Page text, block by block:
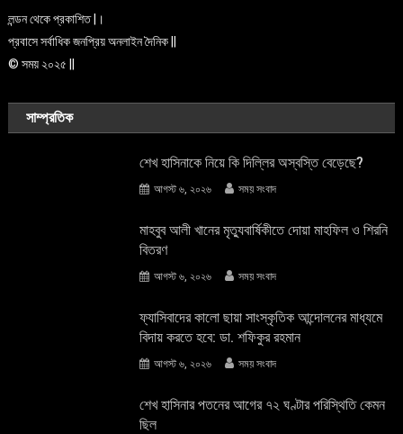
লন্ডন থেকে প্রকাশিত |।
প্রবাসে সর্বাধিক জনপ্রিয় অনলাইন দৈনিক ||
© সময় ২০২৫ ||
সাম্প্রতিক
শেখ হাসিনাকে নিয়ে কি দিল্লির অস্বস্তি বেড়েছে?
আগস্ট ৬, ২০২৬ সময় সংবাদ
মাহবুব আলী খানের মৃত্যুবার্ষিকীতে দোয়া মাহফিল ও শিরনি
বিতরণ
আগস্ট ৬, ২০২৬ সময় সংবাদ
ফ্যাসিবাদের কালো ছায়া সাংস্কৃতিক আন্দােলনের মাধ্যমে
বিদায় করতে হবে: ডা. শফিকুর রহমান
আগস্ট ৬, ২০২৬ সময় সংবাদ
শেখ হাসিনার পতনের আগের ৭২ ঘণ্টার পরিস্থিতি কেমন
ছিল